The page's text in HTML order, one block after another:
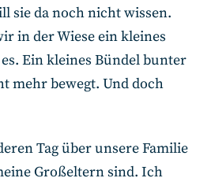
sie da noch nicht wissen.
in der Wiese ein kleines
Ein kleines Bündel bunter
mehr bewegt. Und doch
Tag über unsere Familie
Großeltern sind. Ich